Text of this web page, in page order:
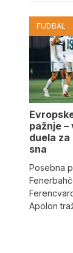
FUDBAL
pažnje
duela
sna
Posebna
Apolon